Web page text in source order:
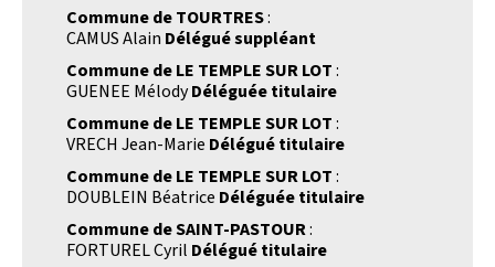
Commune de TOURTRES:
CAMUS Alain Délégué suppléant
Commune de LE TEMPLE SUR LOT:
GUENEE MélodyDéléguée titulaire
Commune de LE TEMPLE SUR LOT:
VRECH Jean-Marie Délégué titulaire
Commune de LE TEMPLE SUR LOT:
DOUBLEIN Béatrice Déléguée titulaire
Commune de SAINT-PASTOUR:
FORTUREL Cyril Délégué titulaire